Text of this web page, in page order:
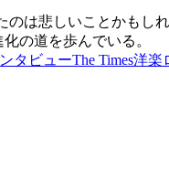
は悲しいことかもし
の道を歩んでいる。
タビューThe Times洋楽